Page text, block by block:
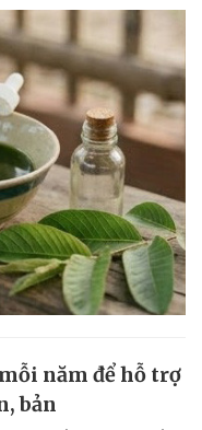
năm để hỗ trợ
bản